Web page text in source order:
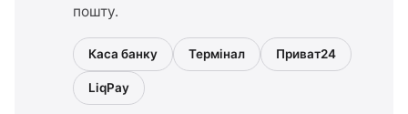
пошту.
Каса банку Термінал Приват24
LiqPay